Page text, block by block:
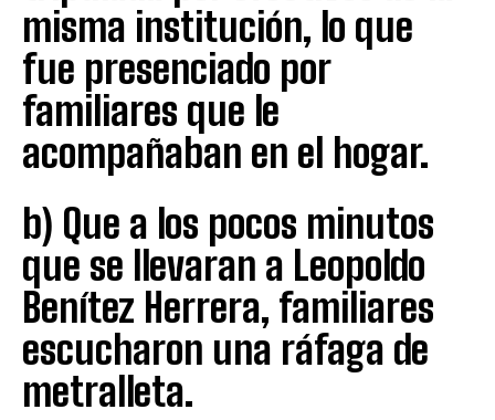
misma institución, lo que
fue presenciado por
familiares que le
acompañaban en el hogar.
b) Que a los pocos minutos
que se llevaran a Leopoldo
Benítez Herrera, familiares
escucharon una ráfaga de
metralleta.